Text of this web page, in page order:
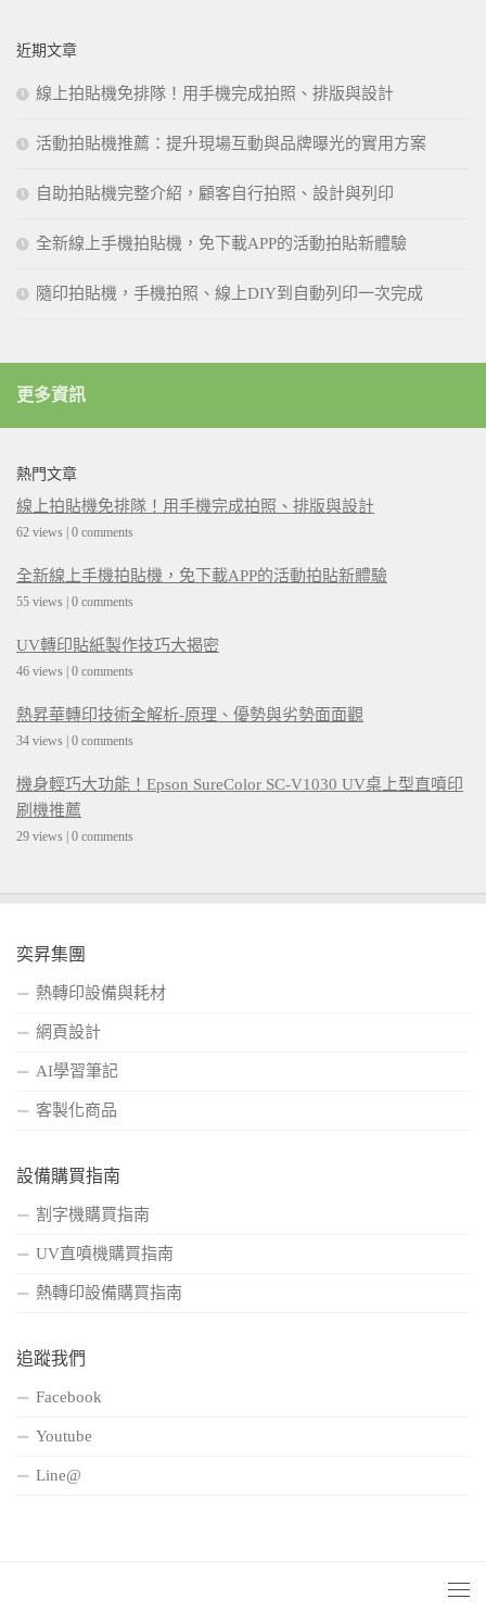
近期文章
線上拍貼機免排隊！用手機完成拍照、排版與設計
活動拍貼機推薦：提升現場互動與品牌曝光的實用方案
自助拍貼機完整介紹，顧客自行拍照、設計與列印
全新線上手機拍貼機，免下載APP的活動拍貼新體驗
隨印拍貼機，手機拍照、線上DIY到自動列印一次完成
更多資訊
熱門文章
線上拍貼機免排隊！用手機完成拍照、排版與設計
62 views | 0 comments
全新線上手機拍貼機，免下載APP的活動拍貼新體驗
55 views | 0 comments
UV轉印貼紙製作技巧大揭密
46 views | 0 comments
熱昇華轉印技術全解析-原理、優勢與劣勢面面觀
34 views | 0 comments
機身輕巧大功能！Epson SureColor SC-V1030 UV桌上型直噴印
刷機推薦
29 views | 0 comments
奕昇集團
熱轉印設備與耗材
網頁設計
AI學習筆記
客製化商品
設備購買指南
割字機購買指南
UV直噴機購買指南
熱轉印設備購買指南
追蹤我們
Facebook
Youtube
Line@